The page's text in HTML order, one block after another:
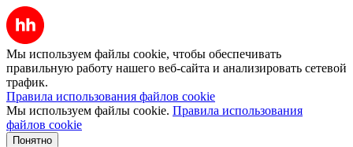
Мы используем файлы cookie, чтобы обеспечивать
правильную работу нашего веб-сайта и анализировать сетевой
трафик.
Правила использования файлов cookie
Мы используем файлы cookie. Правила использования
файлов cookie
Понятно